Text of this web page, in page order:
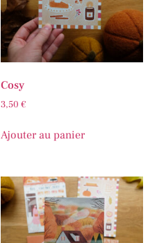
Cosy
3,50 €
Ajouter au panier